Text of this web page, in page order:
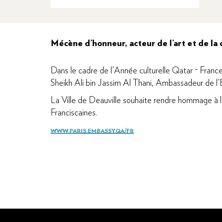
Mécène d’honneur, acteur de l’art et de la
Dans le cadre de l'Année culturelle Qatar -
Sheikh Ali bin Jassim Al Thani, Ambassadeur de
La Ville de Deauville souhaite rendre hommage
Franciscaines.
WWW.PARIS.EMBASSY.QA/FR